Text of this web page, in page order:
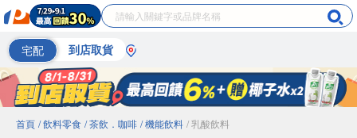
宅配 到店取貨
首頁 / 飲料零食 / 茶飲．咖啡 / 機能飲料 / 乳酸飲料